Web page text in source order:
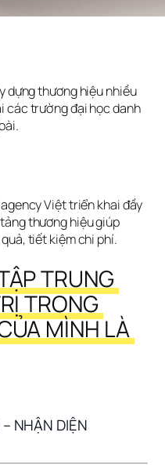
dựng thương hiệu nhiều
các trường đại học danh
Việt triển khai đầy
thương hiệu giúp
tiết kiệm chi phí.
TRUNG
TRONG
MÌNH LÀ
NHẬN DIỆN